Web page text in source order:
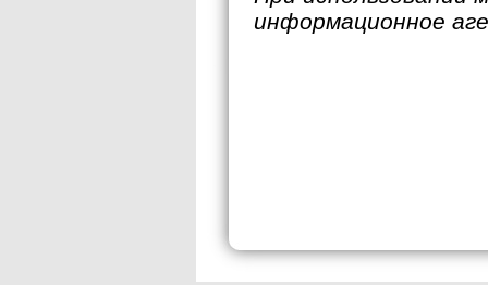
информационное